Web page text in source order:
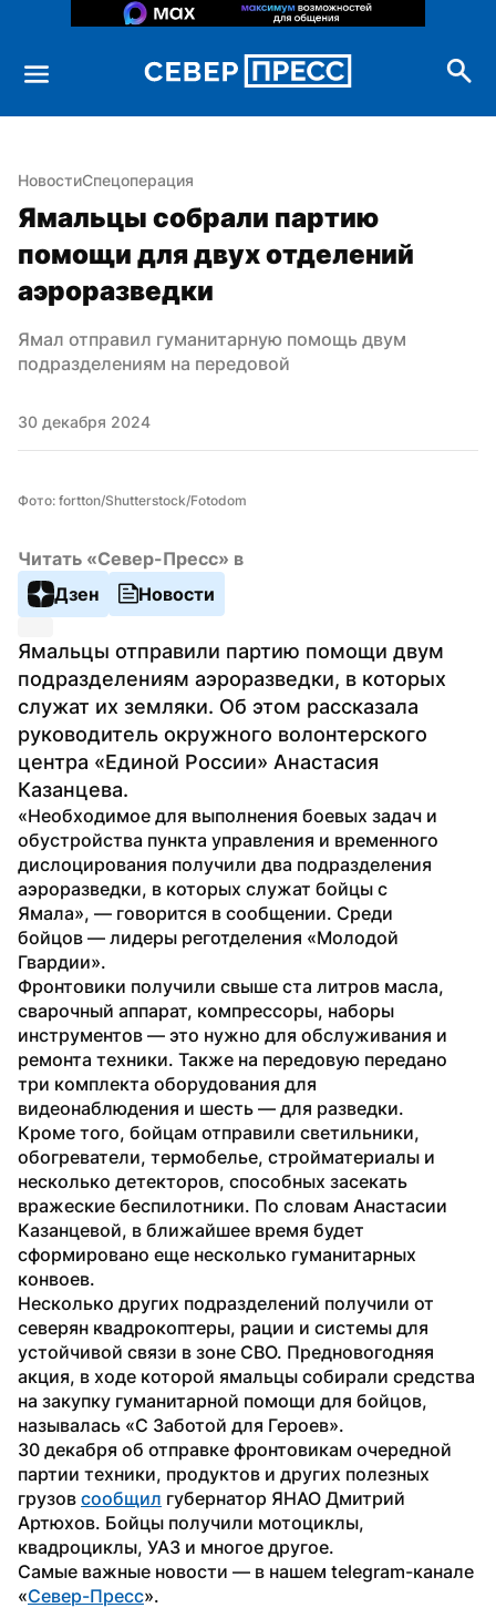
НовостиСпецоперация
Ямальцы собрали партию
помощи для двух отделений
аэроразведки
Ямал отправил гуманитарную помощь двум
подразделениям на передовой
30 декабря 2024
Фото: fortton/Shutterstock/Fotodom
Читать «Север-Пресс» в
Дзен
Новости
Ямальцы отправили партию помощи двум
подразделениям аэроразведки, в которых
служат их земляки. Об этом рассказала
руководитель окружного волонтерского
центра «Единой России» Анастасия
Казанцева.
«Необходимое для выполнения боевых задач и
обустройства пункта управления и временного
дислоцирования получили два подразделения
аэроразведки, в которых служат бойцы с
Ямала», — говорится в сообщении. Среди
бойцов — лидеры реготделения «Молодой
Гвардии».
Фронтовики получили свыше ста литров масла,
сварочный аппарат, компрессоры, наборы
инструментов — это нужно для обслуживания и
ремонта техники. Также на передовую передано
три комплекта оборудования для
видеонаблюдения и шесть — для разведки.
Кроме того, бойцам отправили светильники,
обогреватели, термобелье, стройматериалы и
несколько детекторов, способных засекать
вражеские беспилотники. По словам Анастасии
Казанцевой, в ближайшее время будет
сформировано еще несколько гуманитарных
конвоев.
Несколько других подразделений получили от
северян квадрокоптеры, рации и системы для
устойчивой связи в зоне СВО. Предновогодняя
акция, в ходе которой ямальцы собирали средства
на закупку гуманитарной помощи для бойцов,
называлась «С Заботой для Героев».
30 декабря об отправке фронтовикам очередной
партии техники, продуктов и других полезных
грузов сообщил губернатор ЯНАО Дмитрий
Артюхов. Бойцы получили мотоциклы,
квадроциклы, УАЗ и многое другое.
Самые важные новости — в нашем telegram-канале
«Север-Пресс».